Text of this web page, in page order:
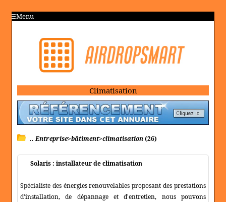
Menu
Climatisation
.. Entreprise>bâtiment>climatisation(26)
Solaris : installateur de climatisation
Spécialiste des énergies renouvelables proposant des prestations
d'installation, de dépannage et d'entretien, nous pouvons